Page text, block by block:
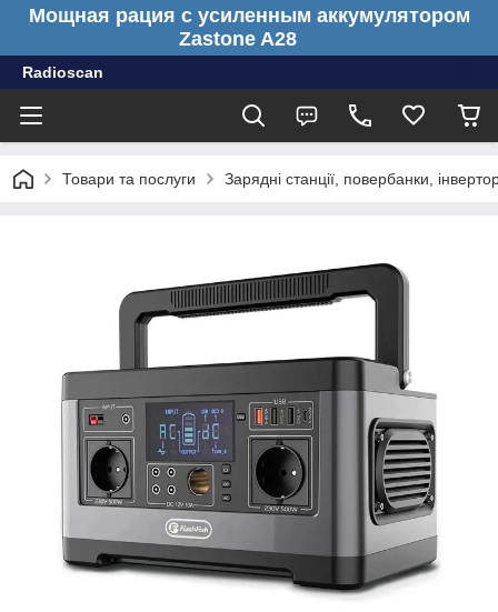
Мощная рация с усиленным аккумулятором
Zastone A28
Radioscan
Товари та послуги Зарядні станції, повербанки,